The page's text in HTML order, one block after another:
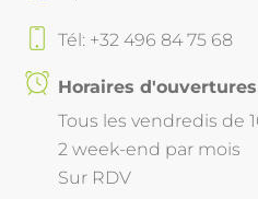
Tél: +32 496 84 75 68
Horaires d'ouvertures
Tous les vendredis de
2 week-end par mois
Sur RDV